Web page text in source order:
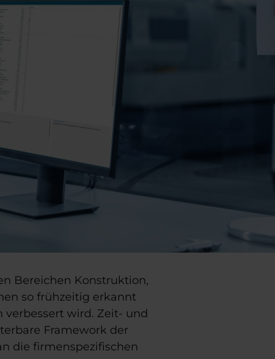
Bereichen Konstruktion,
so frühzeitig erkannt
wird. Zeit- und
Framework der
die firmenspezifischen